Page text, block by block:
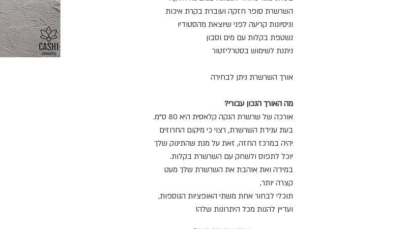
השרשרת סופר חזקה ועוברת בקרת איכות
וניסיונות קריעה לפני שיוצאת מהסטודיו
נשטפת בקלות עם מים וסבון
ניתנת לשימוש בסטרליזטור
אורך השרשרת ניתן לבחירה
מה האורך הנכון עבורי?
אורכה של שרשרת הנקה קלאסית היא 80 ס"מ.
בעת ענידת השרשרת, רצוי כי מיקום החרוזים
יהיה במרכז החזה, זאת על מנת שהתינוק שלך
יוכל לתפוס ולשחק עם השרשרת בקלות.
במידה ואת אוהבת את השרשרת שלך מעט
קצרה יותר,
תוכלי לבחור אחת משתי האופציות הנוספות,
ועדיין להנות מכל היתרונות שלה!